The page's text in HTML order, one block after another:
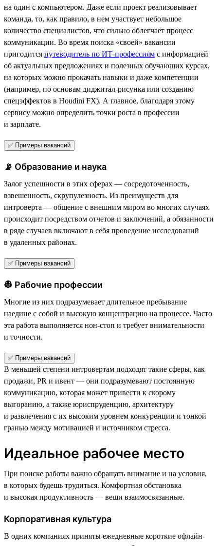
на один с компьютером. Даже если проект реализовывает
команда, то, как правило, в нем участвует небольшое
количество специалистов, что сильно облегчает процесс
коммуникации. Во время поиска «своей» вакансии
пригодится путеводитель по ИТ-профессиям с информацией
об актуальных предложениях и полезных обучающих курсах,
на которых можно прокачать навыки и даже компетенции
(например, по основам диджитал-рисунка или созданию
спецэффектов в Houdini FX). А главное, благодаря этому
сервису можно определить точки роста в профессии
и зарплате.
✅ Примеры вакансий
📡 Образование и наука
Залог успешности в этих сферах — сосредоточенность,
взвешенность, скрупулезность. Из преимуществ для
интроверта — общение с внешним миром во многих случаях
происходит посредством отчетов и заключений, а обязанности
в ряде случаев включают в себя проведение исследований
в удаленных районах.
✅ Примеры вакансий
👷 Рабочие профессии
Многие из них подразумевает длительное пребывание
наедине с собой и высокую концентрацию на процессе. Часто
эта работа выполняется нон-стоп и требует внимательности
и точности.
✅ Примеры вакансий
В меньшей степени интровертам подходят такие сферы, как
продажи, PR и ивент — они подразумевают постоянную
коммуникацию, которая может привести к скорому
выгоранию, а также юриспруденцию, архитектуру
и развлечения с их высоким уровнем конкуренции и тонкой
гранью между мотивацией и источником стресса.
Идеальное рабочее место
При поиске работы важно обращать внимание и на условия,
в которых будешь трудиться. Комфортная обстановка
и высокая продуктивность — вещи взаимосвязанные.
Корпоративная культура
В одних компаниях приняты ежедневные короткие офлайн-